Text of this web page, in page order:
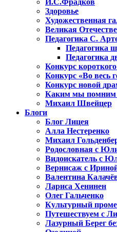
И.С.Фрадков
Здоровье
Художественная
Великая
Педагогика С.
Педагогика
Педагогика
Конкурс
Конкурс «Во весь
Конкурс новой
Каким мы помним
Михаил Швейцер
Блоги
Блог Лицея
Алла Нестеренко
Михаил
Родословная с
Видоискатель с
Вернисаж с
Валентина
Лариса Хенинен
Олег Гальченко
Культурный
Путешествуем с
Лазурный Берег